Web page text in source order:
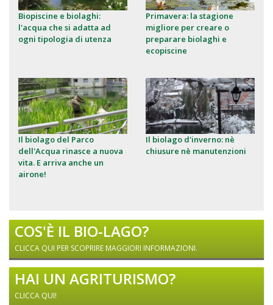
Biopiscine e biolaghi:
l'acqua che si adatta ad
ogni tipologia di utenza
Primavera: la stagione
migliore per creare o
preparare biolaghi e
ecopiscine
Il biolago del Parco
dell'Acqua rinasce a nuova
vita. E arriva anche un
airone!
Il biolago d'inverno: nè
chiusure nè manutenzioni
COS'È IL BIO-LAGO?
CLICCA QUI PER SCOPRIRE MAGGIORI INFORMAZIONI.
HAI UN AGRITURISMO?
CLICCA QUI!